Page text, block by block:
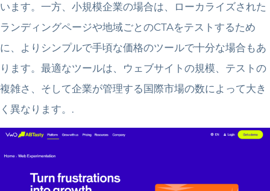
います。一方、小規模企業の場合は、ローカライズされた
ランディングページや地域ごとのCTAをテストするため
に、よりシンプルで手頃な価格のツールで十分な場合もあ
ります。最適なツールは、ウェブサイトの規模、テストの
複雑さ、そして企業が管理する国際市場の数によって大き
く異なります。.